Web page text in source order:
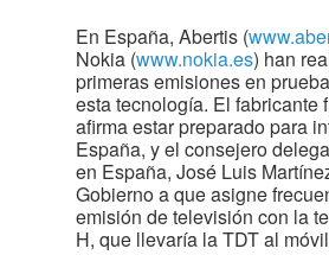
En España, Abertis (
Nokia (www.nokia.es) han
primeras emisiones en
esta tecnología. El fabricante
afirma estar preparado para
España, y el consejero
en España, José Luis
Gobierno a que asigne
emisión de televisión con la
H, que llevaría la TDT al